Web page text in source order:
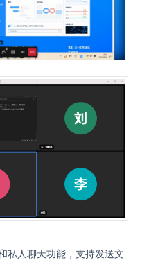
私人聊天功能，支持发送文